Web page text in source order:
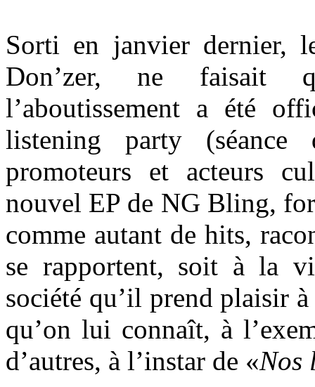
Sorti en janvier dernier,
Don’zer, ne faisait
l’aboutissement a été
listening party (séance
promoteurs et acteurs
nouvel EP de NG Bling,
comme autant de hits,
se rapportent, soit à la
société qu’il prend plaisir
qu’on lui connaît, à
d’autres, à l’instar de «Nos